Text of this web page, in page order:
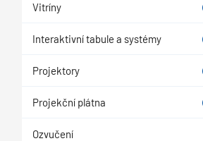
Vitríny
Interaktivní tabule a systémy
Projektory
Projekční plátna
Ozvučení